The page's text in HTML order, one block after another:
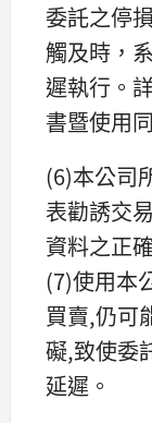
委託之停
觸及時，
遲執行。
書暨使用
(6)本公司
表勸誘交
資料之正
(7)使用本
買賣,仍可
礙,致使委
延遲。